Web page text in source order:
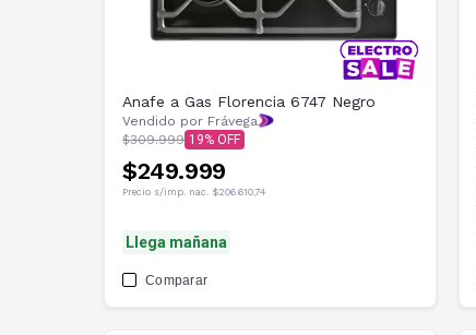
Anafe a Gas Florencia 6747 Negro
Vendido por Frávega
$309.999 19
$249.999
Precio s/imp. nac. $206.610,74
Llega mañana
Comparar